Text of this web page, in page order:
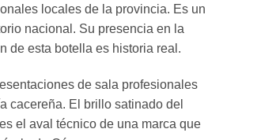
locales de la provincia. Es un
nacional. Su presencia en la
de esta botella es historia real.
de sala profesionales
cacereña. El brillo satinado del
el aval técnico de una marca que